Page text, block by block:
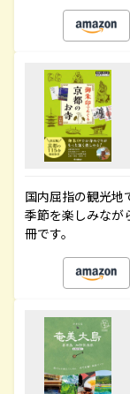
国内屈指の観光地
季節を楽しみなが
冊です。